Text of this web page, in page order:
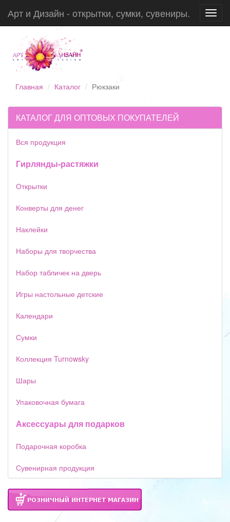
Арт и Дизайн - открытки, сумки, сувениры.
Главная Каталог Рюкзаки
КАТАЛОГ ДЛЯ ОПТОВЫХ ПОКУПАТЕЛЕЙ
Вся продукция
Гирлянды-растяжки
Открытки
Конверты для денег
Наклейки
Наборы для творчества
Набор табличек на дверь
Игры настольные детские
Календари
Сумки
Коллекция Turnowsky
Шары
Упаковочная бумага
Аксессуары для подарков
Подарочная коробка
Сувенирная продукция